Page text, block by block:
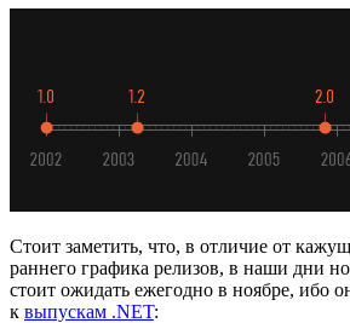
Стоит заметить, что, в отличие от
раннего графика релизов, в наши дни
стоит ожидать ежегодно в ноябре, ибо
к выпускам .NET: